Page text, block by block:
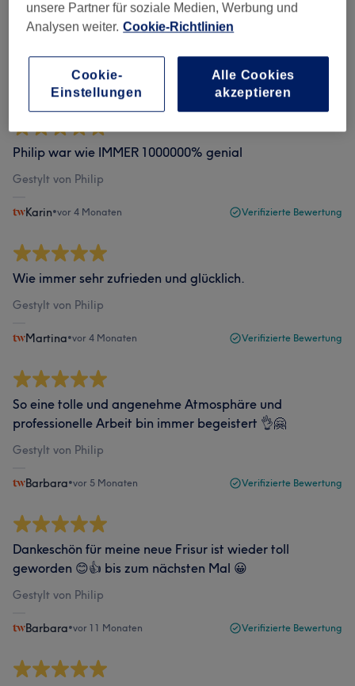
Geschrieben von unseren Kunden, damit du weißt, was
dich in jedem Salon erwartet.
Philip war wie IMMER 1000000% genial
Gestylt von Philip
Karin•vor 4 Monaten Verifizierte Bewertung
Wie immer sehr zufrieden und glücklich.
Gestylt von Philip
Martina•vor 4 Monaten Verifizierte Bewertung
So eine tolle und angenehme Atmosphäre und
professionelle Arbeit bin immer begeistert 👌🤗
Gestylt von Philip
Barbara•vor 5 Monaten Verifizierte Bewertung
Dankeschön für meine neue Frisur ist wieder toll
geworden 😊👍 bis zum nächsten Mal 😀
Gestylt von Philip
Barbara•vor 11 Monaten Verifizierte Bewertung
unsere Partner für soziale Medien, Werbung und
Analysen weiter. Cookie-Richtlinien
Alle Cookies
akzeptieren
Cookie-
Einstellungen